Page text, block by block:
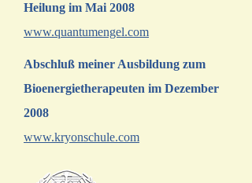
Heilung im Mai 2008
www.quantumengel.com
Abschluß meiner Ausbildung zum
Bioenergietherapeuten im Dezember
2008
www.kryonschule.com